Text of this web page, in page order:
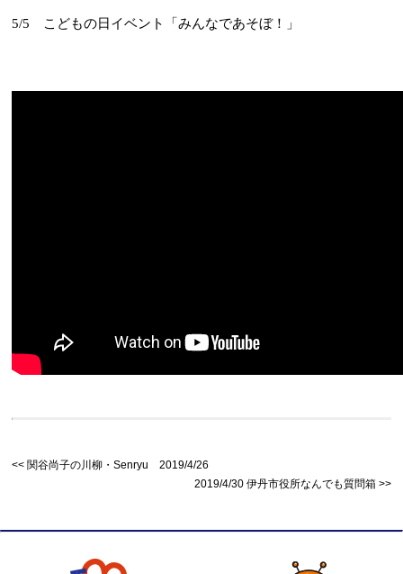
5/5 こどもの日イベント「みんなであそぼ！」
関谷尚子の川柳・Senryu 2019/4/26
2019/4/30 伊丹市役所なんでも質問箱